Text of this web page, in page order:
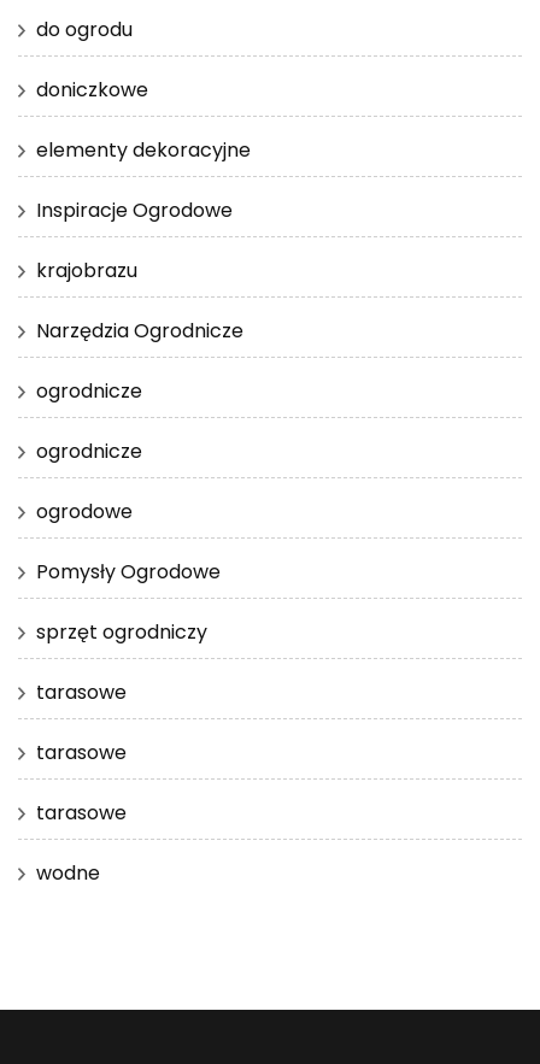
do ogrodu
doniczkowe
elementy dekoracyjne
Inspiracje Ogrodowe
krajobrazu
Narzędzia Ogrodnicze
ogrodnicze
ogrodnicze
ogrodowe
Pomysły Ogrodowe
sprzęt ogrodniczy
tarasowe
tarasowe
tarasowe
wodne